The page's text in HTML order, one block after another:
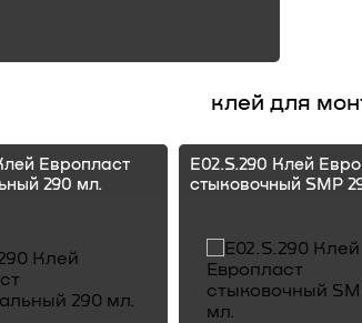
клей для
Европласт
290 мл.
E02.S.290 Клей
стыковочный SMP